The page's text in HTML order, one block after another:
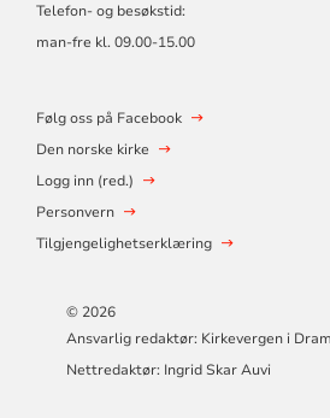
Telefon- og besøkstid:
man-fre kl. 09.00-15.00
Følg oss på Facebook
Den norske kirke
Logg inn (red.)
Personvern
Tilgjengelighetserklæring
© 2026
Ansvarlig redaktør: Kirkevergen i
Nettredaktør: Ingrid Skar Auvi